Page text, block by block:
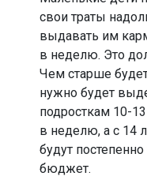
свои траты
выдавать им
в неделю. Это
Чем старше
нужно будет
подросткам 10-
в неделю, а с 14
будут
бюджет.